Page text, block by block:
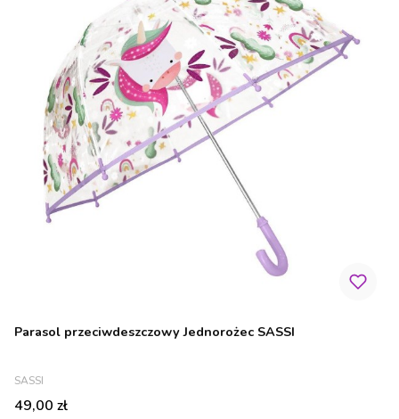
Parasol przeciwdeszczowy Jednorożec SASSI
PRODUCENT
SASSI
Cena
49,00 zł